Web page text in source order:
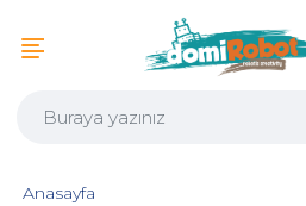
Anasayfa